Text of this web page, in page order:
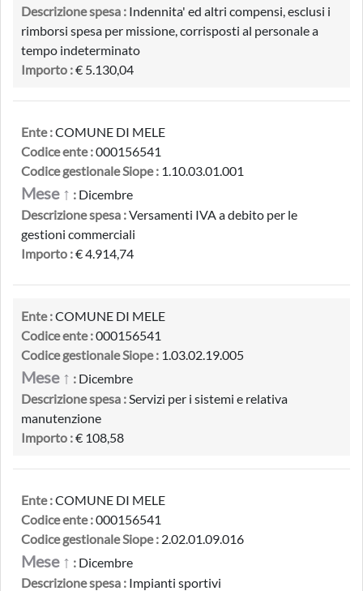
Descrizione spesa : Indennita' ed altri compensi, esclusi i
rimborsi spesa per missione, corrisposti al personale a
tempo indeterminato
Importo :€ 5.130,04
Ente :COMUNE DI MELE
Codice ente :000156541
Codice gestionale Siope : 1.10.03.01.001
Mese ↑ : Dicembre
Descrizione spesa :Versamenti IVA a debito per le
gestioni commerciali
Importo :€ 4.914,74
Ente :COMUNE DI MELE
Codice ente :000156541
Codice gestionale Siope : 1.03.02.19.005
Mese ↑ : Dicembre
Descrizione spesa :Servizi per i sistemi e relativa
manutenzione
Importo :€ 108,58
Ente :COMUNE DI MELE
Codice ente :000156541
Codice gestionale Siope : 2.02.01.09.016
Mese ↑ : Dicembre
Descrizione spesa : Impianti sportivi